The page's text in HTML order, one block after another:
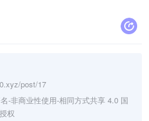
post/17
-非商业性使用-相同方式共享 4.0 国
权